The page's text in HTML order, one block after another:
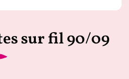
sur fil 90/09